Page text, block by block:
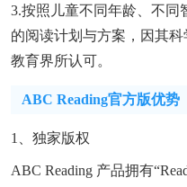
3.按照儿童不同年龄、不同
的阅读计划与方案，因其
教育界所认可。
ABC Reading官方版优势
1、独家版权
ABC Reading 产品拥有